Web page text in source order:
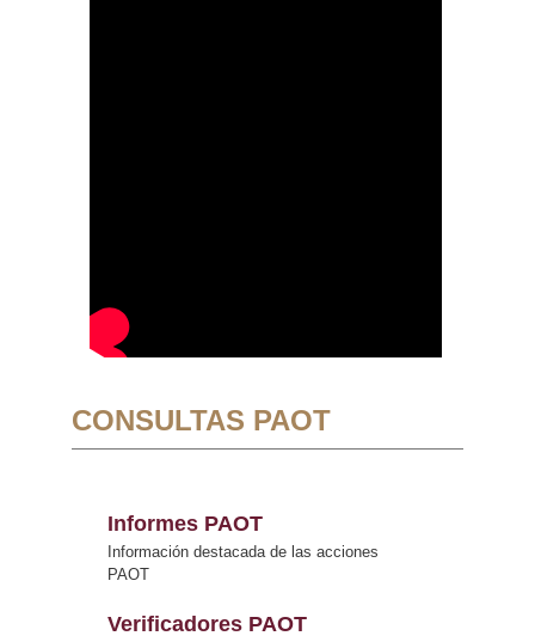
CONSULTAS PAOT
Informes PAOT
Información destacada de las acciones
PAOT
Verificadores PAOT